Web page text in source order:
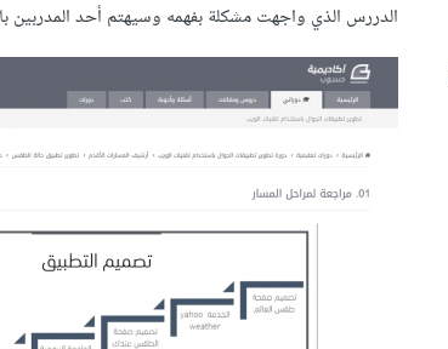
الدررس الذي واجهت مشكلة بفهمه وسيهتم أحد المدربين